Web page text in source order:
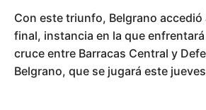
Con este triunfo, Belgrano accedió
final, instancia en la que
cruce entre Barracas Central y
Belgrano, que se jugará este